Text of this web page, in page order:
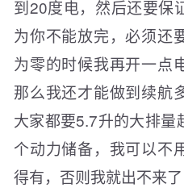
到20度电，然后还要保
为你不能放完，必须还
为零的时候我再开一点
那么我还才能做到续航
大家都要5.7升的大排
个动力储备，我可以不
得有，否则我就出不来了